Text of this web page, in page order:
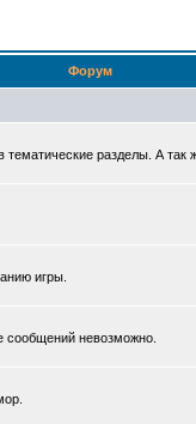
Форум
разделы. А так
игры.
сообщений невозможно.